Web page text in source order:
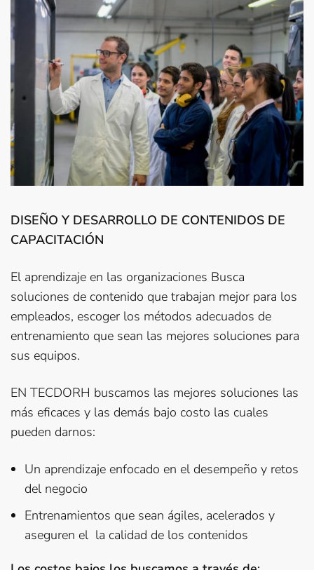
DISEÑO Y DESARROLLO DE CONTENIDOS DE
CAPACITACIÓN
El aprendizaje en las organizaciones Busca
soluciones de contenido que trabajan mejor para los
empleados, escoger los métodos adecuados de
entrenamiento que sean las mejores soluciones para
sus equipos.
EN TECDORH buscamos las mejores soluciones las
más eficaces y las demás bajo costo las cuales
pueden darnos:
Un aprendizaje enfocado en el desempeño y retos
del negocio
Entrenamientos que sean ágiles, acelerados y
aseguren el la calidad de los contenidos